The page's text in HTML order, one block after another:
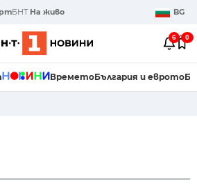
БНТ На живо BG
6 0
ВреметоБългария и еврото